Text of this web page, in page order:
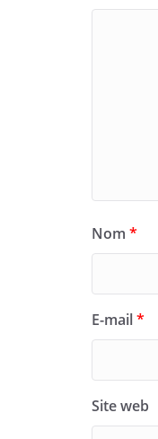
Nom *
E-mail*
Site web